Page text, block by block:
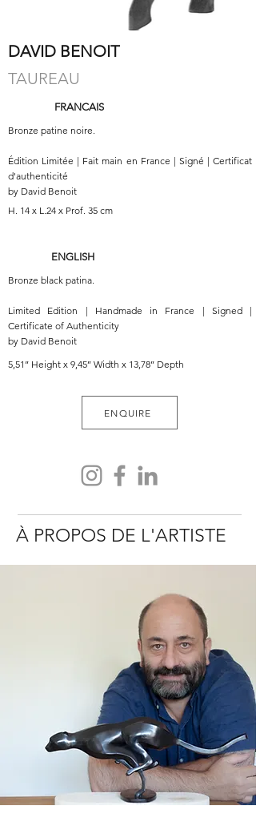
DAVID BENOIT
TAUREAU
FRANCAIS
Bronze patine noire.
Édition Limitée | Fait main en France | Signé | Certificat
d'authenticité
by David Benoit
H. 14 x L.24 x Prof. 35 cm
ENGLISH
Bronze black patina.
Limited Edition | Handmade in France | Signed |
Certificate of Authenticity
by David Benoit
5,51’’ Height x 9,45’’ Width x 13,78’’ Depth
ENQUIRE
À PROPOS DE L'ARTISTE